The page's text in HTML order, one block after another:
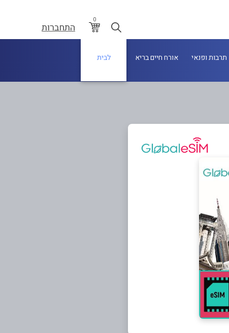
0
התחברות
תרבות ופנאי אורח חיים בריא לבית